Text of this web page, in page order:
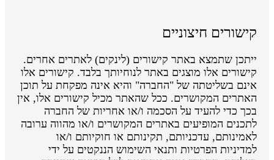
קישורים חיצוניים
ייתכן שתמצא באתר קישורים (לינקים) לאתרים אחרים.
קישורים אלו מוצגים באתר לנוחיותך בלבד. קישורים אלו
אינם בשליטתה של "החברה" והיא אינה מפקחת על תוכן
האתרים המקושרים. ככל שהאתר מכיל קישורים אלו, אין
בכך כדי להעיד על הסכמה ו/או אחריות של החברה
לתכנים המופיעים באתרים המקושרים ו/או מהווה ערובה
לאמינותם, עדכניותם, תקינותם או חוקיותם ו/או
למדיניות הפרטיות ותנאי השימוש הננקטים על ידי